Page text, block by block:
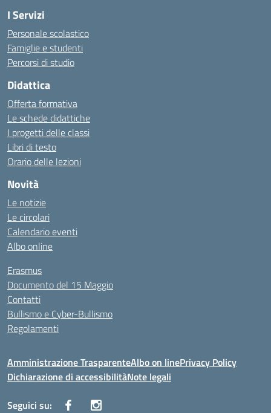
I Servizi
Personale scolastico
Famiglie e studenti
Percorsi di studio
Didattica
Offerta formativa
Le schede didattiche
I progetti delle classi
Libri di testo
Orario delle lezioni
Novità
Le notizie
Le circolari
Calendario eventi
Albo online
Erasmus
Documento del 15 Maggio
Contatti
Bullismo e Cyber-Bullismo
Regolamenti
Amministrazione TrasparenteAlbo on linePrivacy Policy
Dichiarazione di accessibilitàNote legali
Seguici su: